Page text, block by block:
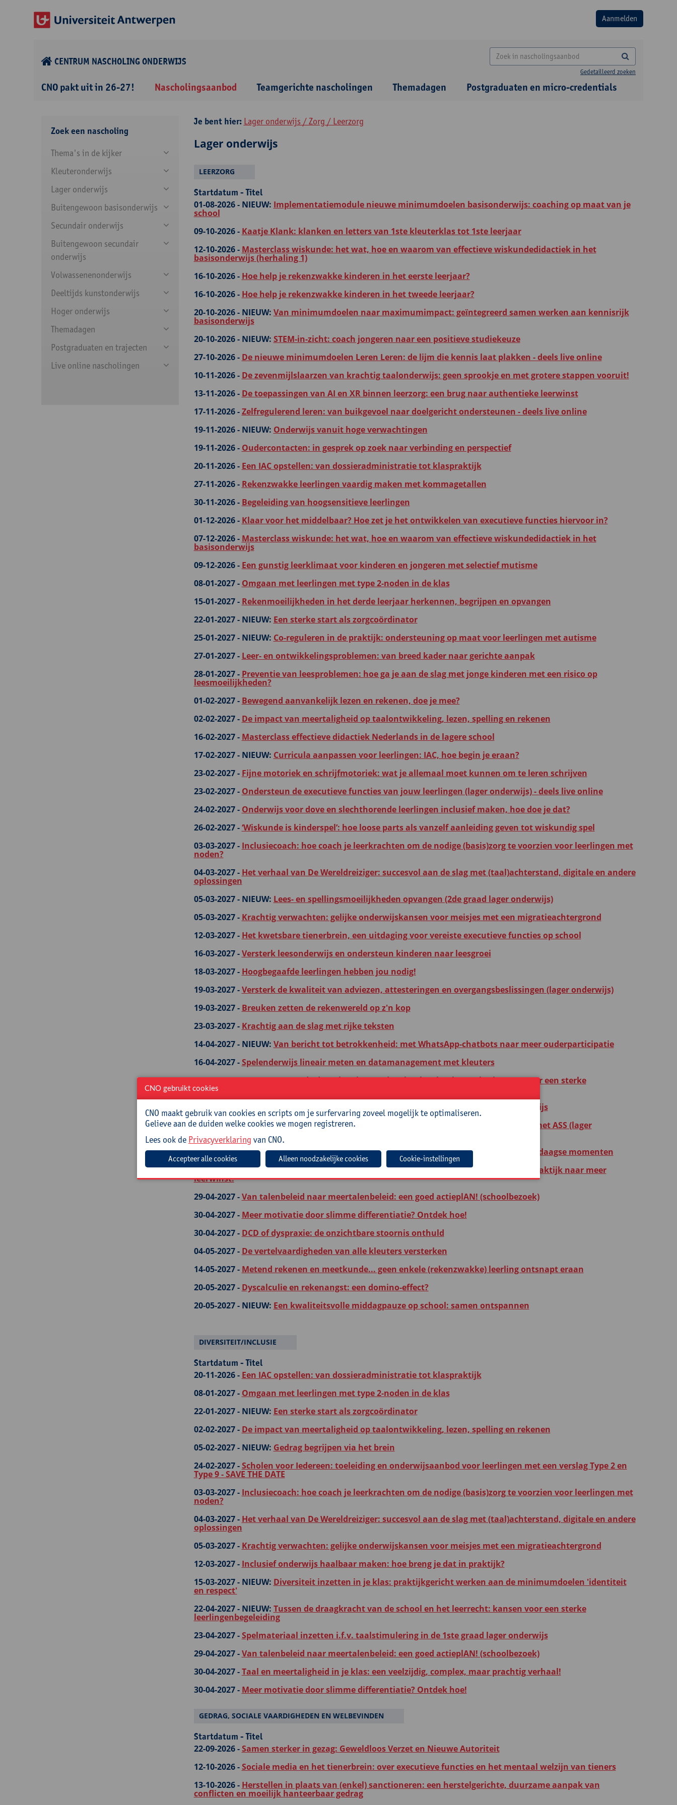
CENTRUM NASCHOLING ONDERWIJS
Gedetailleerd zoeken
CNO pakt uit in 26-27! Nascholingsaanbod Teamgerichte nascholingen Themadagen Postgraduaten en micro-credentials
Zoek een nascholing
Thema's in de kijker
Kleuteronderwijs
Lager onderwijs
Buitengewoon basisonderwijs
Secundair onderwijs
Buitengewoon secundair
onderwijs
Volwassenenonderwijs
Deeltijds kunstonderwijs
Hoger onderwijs
Themadagen
Postgraduaten en trajecten
Live online nascholingen
Je bent hier: Lager onderwijs / Zorg / Leerzorg
Lager onderwijs
LEERZORG
Startdatum - Titel
01-08-2026 - NIEUW: Implementatiemodule nieuwe minimumdoelen basisonderwijs: coaching op maat van je
school
09-10-2026 - Kaatje Klank: klanken en letters van 1ste kleuterklas tot 1ste leerjaar
12-10-2026 - Masterclass wiskunde: het wat, hoe en waarom van effectieve wiskundedidactiek in het
basisonderwijs (herhaling 1)
16-10-2026 - Hoe help je rekenzwakke kinderen in het eerste leerjaar?
16-10-2026 - Hoe help je rekenzwakke kinderen in het tweede leerjaar?
20-10-2026 - NIEUW: Van minimumdoelen naar maximumimpact: geïntegreerd samen werken aan kennisrijk
basisonderwijs
20-10-2026 - NIEUW: STEM-in-zicht: coach jongeren naar een positieve studiekeuze
27-10-2026 - De nieuwe minimumdoelen Leren Leren: de lijm die kennis laat plakken - deels live online
10-11-2026 - De zevenmijlslaarzen van krachtig taalonderwijs: geen sprookje en met grotere stappen vooruit!
13-11-2026 - De toepassingen van AI en XR binnen leerzorg: een brug naar authentieke leerwinst
17-11-2026 -Zelfregulerend leren: van buikgevoel naar doelgericht ondersteunen - deels live online
19-11-2026 - NIEUW: Onderwijs vanuit hoge verwachtingen
19-11-2026 - Oudercontacten: in gesprek op zoek naar verbinding en perspectief
20-11-2026 - Een IAC opstellen: van dossieradministratie tot klaspraktijk
27-11-2026 - Rekenzwakke leerlingen vaardig maken met kommagetallen
30-11-2026 - Begeleiding van hoogsensitieve leerlingen
01-12-2026 - Klaar voor het middelbaar? Hoe zet je het ontwikkelen van executieve functies hiervoor in?
07-12-2026 - Masterclass wiskunde: het wat, hoe en waarom van effectieve wiskundedidactiek in het
basisonderwijs
09-12-2026 - Een gunstig leerklimaat voor kinderen en jongeren met selectief mutisme
08-01-2027 - Omgaan met leerlingen met type 2-noden in de klas
15-01-2027 - Rekenmoeilijkheden in het derde leerjaar herkennen, begrijpen en opvangen
22-01-2027 - NIEUW: Een sterke start als zorgcoördinator
25-01-2027 - NIEUW: Co-reguleren in de praktijk: ondersteuning op maat voor leerlingen met autisme
27-01-2027 - Leer- en ontwikkelingsproblemen: van breed kader naar gerichte aanpak
28-01-2027 - Preventie van leesproblemen: hoe ga je aan de slag met jonge kinderen met een risico op
leesmoeilijkheden?
01-02-2027 - Bewegend aanvankelijk lezen en rekenen, doe je mee?
02-02-2027 - De impact van meertaligheid op taalontwikkeling, lezen, spelling en rekenen
16-02-2027 - Masterclass effectieve didactiek Nederlands in de lagere school
17-02-2027 - NIEUW: Curricula aanpassen voor leerlingen: IAC, hoe begin je eraan?
23-02-2027 - Fijne motoriek en schrijfmotoriek: wat je allemaal moet kunnen om te leren schrijven
23-02-2027 - Ondersteun de executieve functies van jouw leerlingen (lager onderwijs) - deels live online
24-02-2027 - Onderwijs voor dove en slechthorende leerlingen inclusief maken, hoe doe je dat?
26-02-2027 -‘Wiskunde is kinderspel’: hoe loose parts als vanzelf aanleiding geven tot wiskundig spel
03-03-2027 - Inclusiecoach: hoe coach je leerkrachten om de nodige (basis)zorg te voorzien voor leerlingen met
noden?
04-03-2027 - Het verhaal van De Wereldreiziger: succesvol aan de slag met (taal)achterstand, digitale en andere
oplossingen
05-03-2027 - NIEUW: Lees- en spellingsmoeilijkheden opvangen (2de graad lager onderwijs)
05-03-2027 - Krachtig verwachten: gelijke onderwijskansen voor meisjes met een migratieachtergrond
12-03-2027 - Het kwetsbare tienerbrein, een uitdaging voor vereiste executieve functies op school
16-03-2027 -Versterk leesonderwijs en ondersteun kinderen naar leesgroei
18-03-2027 - Hoogbegaafde leerlingen hebben jou nodig!
19-03-2027 -Versterk de kwaliteit van adviezen, attesteringen en overgangsbeslissingen (lager onderwijs)
19-03-2027 - Breuken zetten de rekenwereld op z'n kop
23-03-2027 - Krachtig aan de slag met rijke teksten
14-04-2027 - NIEUW: Van bericht tot betrokkenheid: met WhatsApp-chatbots naar meer ouderparticipatie
16-04-2027 -Spelenderwijs lineair meten en datamanagement met kleuters
22-04-2027 -NIEUW:Tussen de draagkracht van de school en het leerrecht: kansen voor een sterke
leerlingenbegeleiding
23-04-2027 - Spelmateriaal inzetten i.f.v. taalstimulering in de 1ste graad lager onderwijs
26-04-2027 -Help, mijn hoofd ontploft! Over hoe de wereld binnenkomt bij leerlingen met ASS (lager
onderwijs)
27-04-2027 -NIEUW:Kleine lichamen, grote sprongen: motoriek stimuleren tijdens alledaagse momenten
27-04-2027 -NIEUW:Hoe verloopt leren in het brein? Met een evidence-informed klaspraktijk naar meer
leerwinst!
29-04-2027 -Van talenbeleid naar meertalenbeleid: een goed actieplAN! (schoolbezoek)
30-04-2027 - Meer motivatie door slimme differentiatie? Ontdek hoe!
30-04-2027 - DCD of dyspraxie: de onzichtbare stoornis onthuld
04-05-2027 - De vertelvaardigheden van alle kleuters versterken
14-05-2027 - Metend rekenen en meetkunde... geen enkele (rekenzwakke) leerling ontsnapt eraan
20-05-2027 - Dyscalculie en rekenangst: een domino-effect?
20-05-2027 - NIEUW: Een kwaliteitsvolle middagpauze op school: samen ontspannen
DIVERSITEIT/INCLUSIE
Startdatum - Titel
20-11-2026 - Een IAC opstellen: van dossieradministratie tot klaspraktijk
08-01-2027 - Omgaan met leerlingen met type 2-noden in de klas
22-01-2027 - NIEUW: Een sterke start als zorgcoördinator
02-02-2027 - De impact van meertaligheid op taalontwikkeling, lezen, spelling en rekenen
05-02-2027 - NIEUW: Gedrag begrijpen via het brein
24-02-2027 -Scholen voor Iedereen: toeleiding en onderwijsaanbod voor leerlingen met een verslag Type 2 en
Type 9 - SAVE THE DATE
03-03-2027 - Inclusiecoach: hoe coach je leerkrachten om de nodige (basis)zorg te voorzien voor leerlingen met
noden?
04-03-2027 - Het verhaal van De Wereldreiziger: succesvol aan de slag met (taal)achterstand, digitale en andere
oplossingen
05-03-2027 - Krachtig verwachten: gelijke onderwijskansen voor meisjes met een migratieachtergrond
12-03-2027 - Inclusief onderwijs haalbaar maken: hoe breng je dat in praktijk?
15-03-2027 - NIEUW: Diversiteit inzetten in je klas: praktijkgericht werken aan de minimumdoelen 'identiteit
en respect'
22-04-2027 - NIEUW: Tussen de draagkracht van de school en het leerrecht: kansen voor een sterke
leerlingenbegeleiding
23-04-2027 -Spelmateriaal inzetten i.f.v. taalstimulering in de 1ste graad lager onderwijs
29-04-2027 -Van talenbeleid naar meertalenbeleid: een goed actieplAN! (schoolbezoek)
30-04-2027 -Taal en meertaligheid in je klas: een veelzijdig, complex, maar prachtig verhaal!
30-04-2027 - Meer motivatie door slimme differentiatie? Ontdek hoe!
GEDRAG, SOCIALE VAARDIGHEDEN EN WELBEVINDEN
Startdatum - Titel
22-09-2026 -Samen sterker in gezag: Geweldloos Verzet en Nieuwe Autoriteit
12-10-2026 -Sociale media en het tienerbrein: over executieve functies en het mentaal welzijn van tieners
13-10-2026 - Herstellen in plaats van (enkel) sanctioneren: een herstelgerichte, duurzame aanpak van
conflicten en moeilijk hanteerbaar gedrag
CNO gebruikt cookies
CNO maakt gebruik van cookies en scripts om je surfervaring zoveel mogelijk te optimaliseren.
Gelieve aan de duiden welke cookies we mogen registreren.
Lees ook de Privacyverklaring van CNO.
Cookie-instellingen